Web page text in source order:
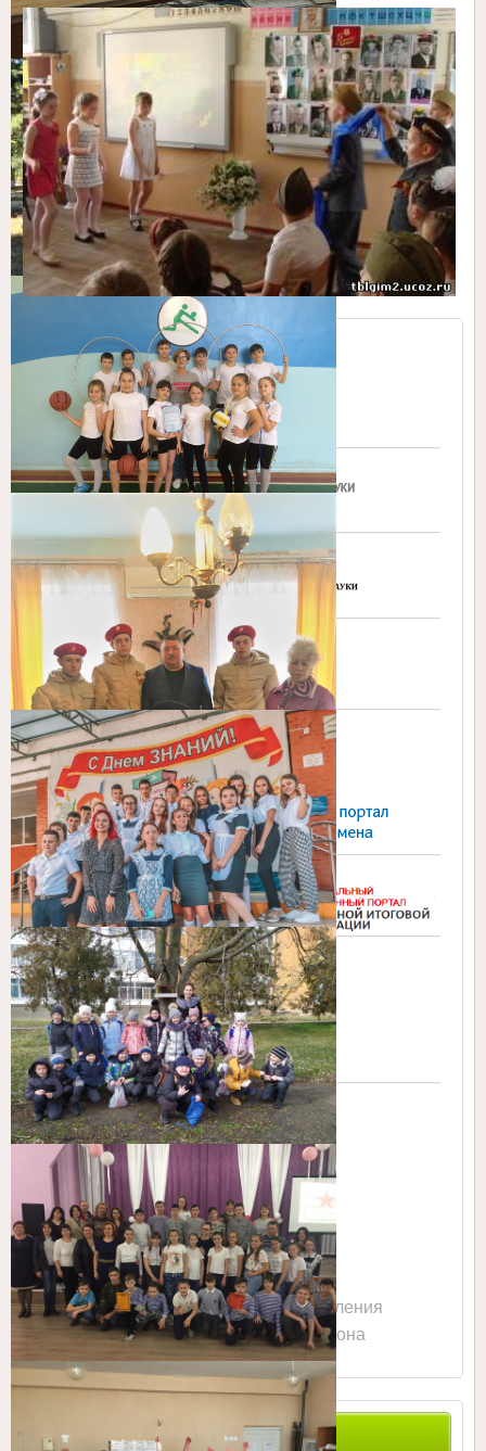
МОНиМП КК
Сайт Управления
образованием Тбилисского района
ПОИСК ПО САЙТУ